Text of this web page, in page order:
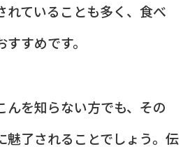
れていることも多く、食べ
すめです。
んを知らない方でも、その
魅了されることでしょう。伝